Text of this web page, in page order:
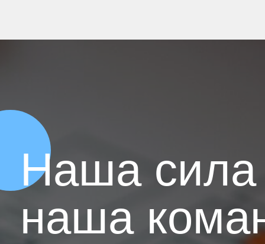
Наша сила
наша